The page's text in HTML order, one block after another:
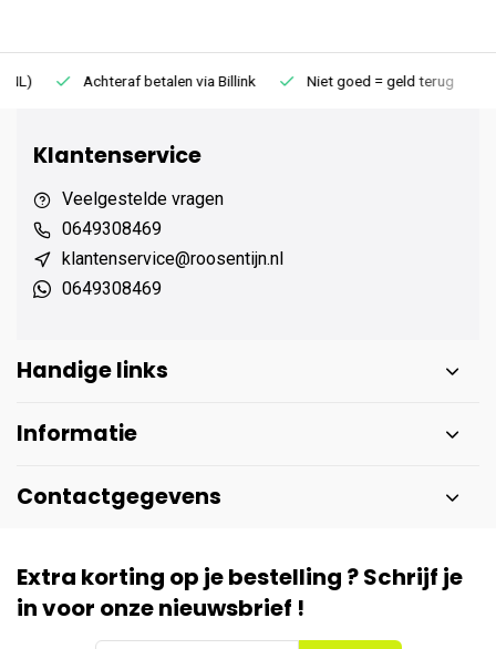
Achteraf betalen via Billink Niet goed = geld terug
Klantenservice
Veelgestelde vragen
0649308469
klantenservice@roosentijn.nl
0649308469
Handige links
Informatie
Contactgegevens
Extra korting op je bestelling ? Schrijf je
in voor onze nieuwsbrief !